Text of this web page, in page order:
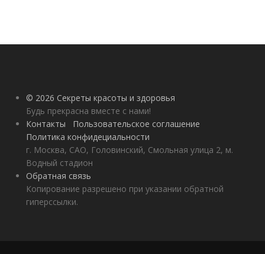
© 2026 Секреты красоты и здоровья
Будь прекрасна вместе с нами!
Контакты
Пользовательское соглашение
Политика конфидециальности
г. Москва, САО, Головинский, Смольная улица 2, м.
Водный стадион
Обратная связь
Копирование разрешено при указании обратной
гиперссылки.